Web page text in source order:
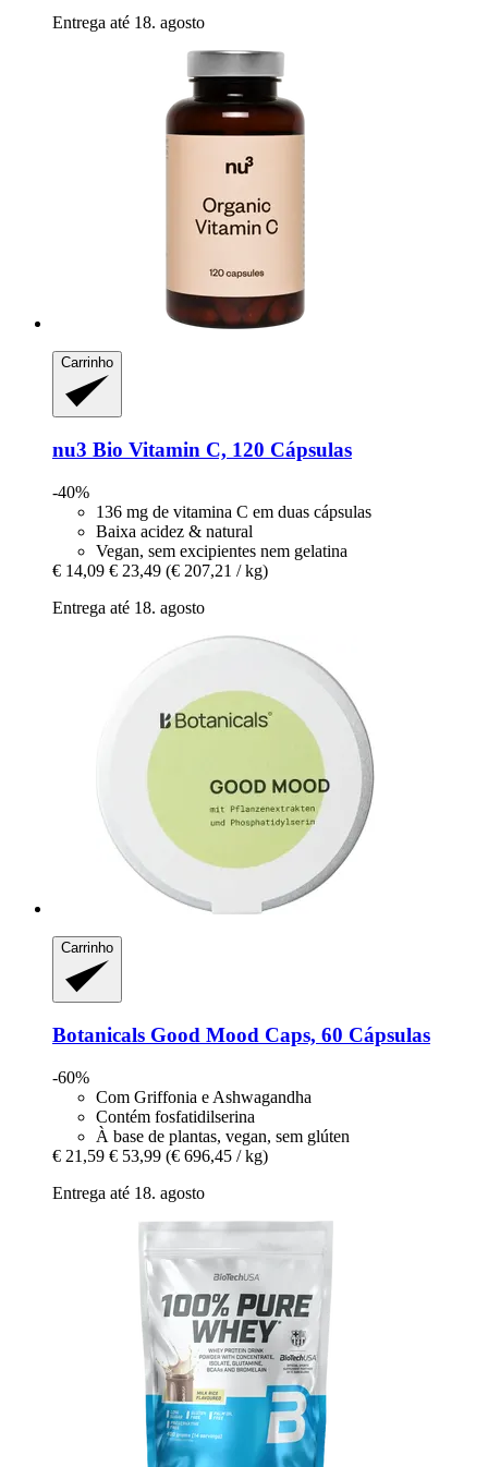
Entrega até 18. agosto
Carrinho
nu3 Bio Vitamin C, 120 Cápsulas
-40%
136 mg de vitamina C em duas cápsulas
Baixa acidez & natural
Vegan, sem excipientes nem gelatina
€ 14,09 € 23,49 (€ 207,21 / kg)
Entrega até 18. agosto
Carrinho
Botanicals Good Mood Caps, 60 Cápsulas
-60%
Com Griffonia e Ashwagandha
Contém fosfatidilserina
À base de plantas, vegan, sem glúten
€ 21,59 € 53,99 (€ 696,45 / kg)
Entrega até 18. agosto